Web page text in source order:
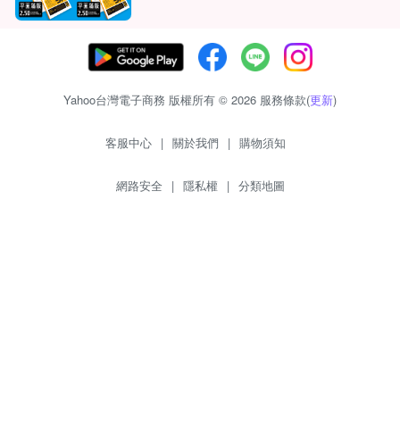
Yahoo台灣電子商務 版權所有 © 2026 服務條款(更新)
客服中心 | 關於我們 | 購物須知
網路安全 | 隱私權 | 分類地圖